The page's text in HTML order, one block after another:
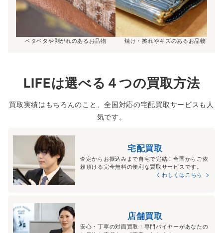
ベタベタや剥がれのあるお品物 焼け・擦れやキズのあるお品物
LIFEは選べる４つの買取方法
買取実績はもちろんのこと、全国対応の宅配買取サービスも人
気です。
宅配買取
査定からお振込みまで自宅で完結！全国からご依
頼頂ける完全無料の便利な買取サービスです。
くわしくはこちら
店舗買取
安心・丁寧の対面買取！専門バイヤーがあなたの